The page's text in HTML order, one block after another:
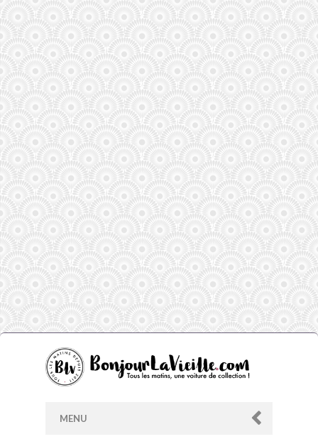
MENU